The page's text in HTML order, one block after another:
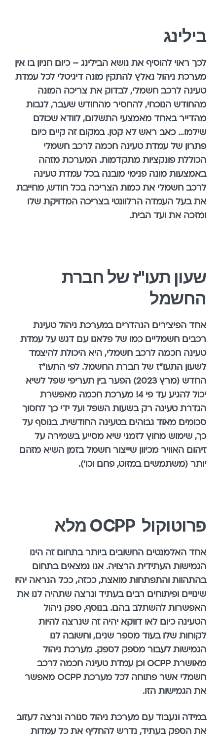
בילינג
לכך ראוי להוסיף את נושא הבילינג – כיום חניון בו אין
מערכת ניהול נאלץ להתקין מונה דיגיטלי לכל עמדת
טעינה לרכב חשמלי, לבדוק את צריכה המונה
מהחודש הנוכחי, להחסיר מהחודש שעבר, לגבות
מהדייר באחד מאמצעי התשלום, לוודא שכולם
שילמו… כאב ראש לא קטן. במקום זה קיים כיום
פתרון של עמדת טעינה חכמה לרכב חשמלי
הכוללת פונקציות מתקדמות. המערכת מזהה
באמצעות מונה פנימי מובנה בכל עמדת טעינה
לרכב חשמלי את כמות הצריכה בכל חודש, מחייבת
את בעל העמדה הרלוונטי בצריכה המדויקת שלו
ומזכה את ועד הבית.
שעון תעו"ז של חברת
החשמל
אחד הפיצ'רים הנהדרים במערכת ניהול טעינת
רכבים חשמליים כמו של פלאגו עם דגש על עמדת
טעינה חכמה לרכב חשמלי, היא היכולת להיצמד
לשעון התעו"ז של חברת החשמל. לפי התעו"ז
החדש (מרץ 2023)
הפער בין תעריפי שפל לשיא
יכול להגיע עד פי 4!
מערכת חכמה מאפשרת
הגדרת טעינה רק בשעות השפל ועל ידי כך לחסוך
סכומים מאוד גבוהים בטעינה החודשית. בנוסף על
כך, שימוש מחוץ לזמני שיא מסייע בשמירה על
זיהום האוויר מכיוון שייצור חשמל בזמן השיא מזהם
יותר (משתמשים במזוט, פחם וכו').
פרוטוקולOCPP מלא
אחד האלמנטים החשובים ביותר בתחום זה הינו
הגמישות העתידית הרצויה. אנו נמצאים בתחום
בהתהוות והתפתחות מואצת, ככזה, ככל הנראה יהיו
שינויים ופיתוחים רבים בעתיד ונרצה שתהיה לנו את
האפשרות להשתלב בהם. בנוסף, ספק ניהול
הטעינה כיום לאו דווקא יהיה זה שנרצה להיות
לקוחות שלו בעוד מספר שנים, וחשובה לנו
הגמישות לעבור מספק לספק. מערכת ניהול
מאושרת OCPP וכן עמדת טעינה חכמה לרכב
חשמלי אשר פתוחה לכל מערכת OCPP מאפשר
את הגמישות הזו.
במידה ונעבוד עם מערכת ניהול סגורה ונרצה לעזוב
את הספק בעתיד, נדרש להחליף את כל עמדות